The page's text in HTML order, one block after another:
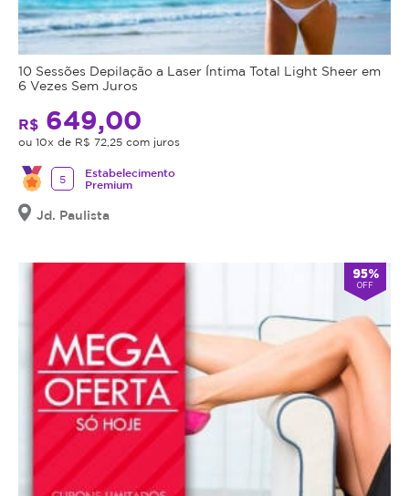
10 Sessões Depilação a Laser Íntima Total Light Sheer em
6 Vezes Sem Juros
R$ 649,00
ou 10x de R$ 72,25 com juros
5
Estabelecimento
Premium
Jd. Paulista
95%
OFF